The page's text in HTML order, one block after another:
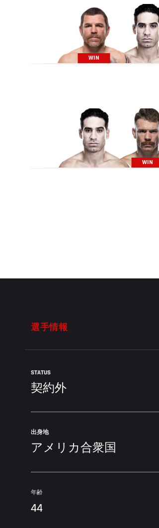
WIN
WIN
選手情報
STATUS
契約外
出身地
アメリカ合衆国
年齢
44